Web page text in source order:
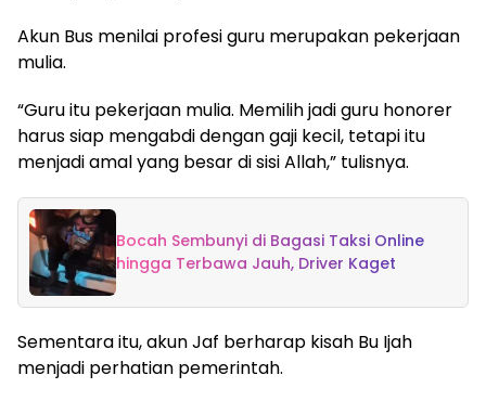
Akun Bus menilai profesi guru merupakan pekerjaan
mulia.
“Guru itu pekerjaan mulia. Memilih jadi guru honorer
harus siap mengabdi dengan gaji kecil, tetapi itu
menjadi amal yang besar di sisi Allah,” tulisnya.
Bocah Sembunyi di Bagasi Taksi Online
hingga Terbawa Jauh, Driver Kaget
Sementara itu, akun Jaf berharap kisah Bu Ijah
menjadi perhatian pemerintah.